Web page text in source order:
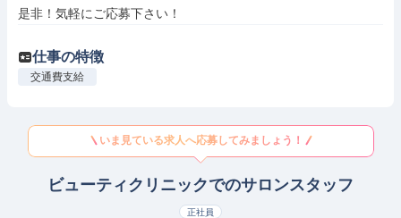
是非！気軽にご応募下さい！
仕事の特徴
交通費支給
いま見ている求人へ応募してみましょう！
ビューティクリニックでのサロンスタッフ
正社員